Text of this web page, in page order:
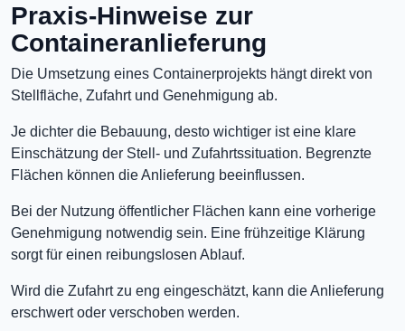
Praxis-Hinweise zur
Containeranlieferung
Die Umsetzung eines Containerprojekts hängt direkt von
Stellfläche, Zufahrt und Genehmigung ab.
Je dichter die Bebauung, desto wichtiger ist eine klare
Einschätzung der Stell- und Zufahrtssituation. Begrenzte
Flächen können die Anlieferung beeinflussen.
Bei der Nutzung öffentlicher Flächen kann eine vorherige
Genehmigung notwendig sein. Eine frühzeitige Klärung
sorgt für einen reibungslosen Ablauf.
Wird die Zufahrt zu eng eingeschätzt, kann die Anlieferung
erschwert oder verschoben werden.